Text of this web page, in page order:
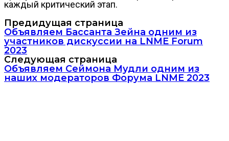
каждый критический этап.
Предидущая страница
Объявляем Бассанта Зейна одним из
участников дискуссии на LNME Forum
2023
Следующая страница
Объявляем Сеймона Мудли одним из
наших модераторов Форума LNME 2023